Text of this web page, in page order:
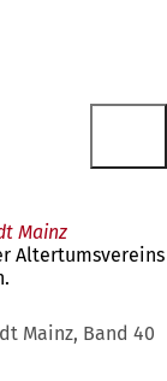
Mainz
Altertumsvereins
Mainz, Band 40